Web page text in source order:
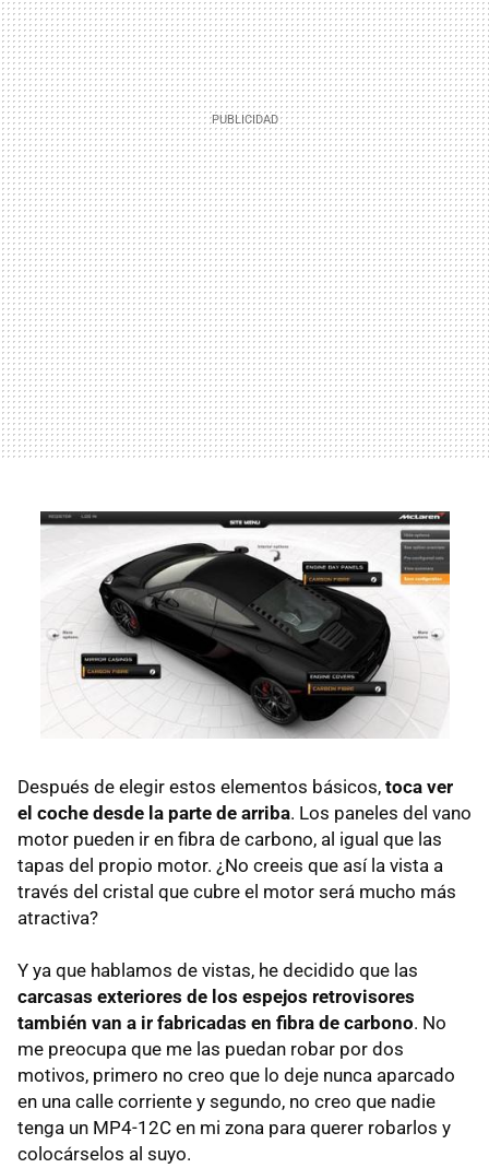
Después de elegir estos elementos básicos, toca ver
el coche desde la parte de arriba. Los paneles del vano
motor pueden ir en fibra de carbono, al igual que las
tapas del propio motor. ¿No creeis que así la vista a
través del cristal que cubre el motor será mucho más
atractiva?
Y ya que hablamos de vistas, he decidido que las
carcasas exteriores de los espejos retrovisores
también van a ir fabricadas en fibra de carbono. No
me preocupa que me las puedan robar por dos
motivos, primero no creo que lo deje nunca aparcado
en una calle corriente y segundo, no creo que nadie
tenga un MP4-12C en mi zona para querer robarlos y
colocárselos al suyo.